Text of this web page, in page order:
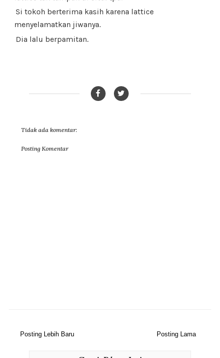
Si tokoh berterima kasih karena lattice
menyelamatkan jiwanya.
Dia lalu berpamitan.
Tidak ada komentar:
Posting Komentar
Posting Lebih Baru Posting Lama